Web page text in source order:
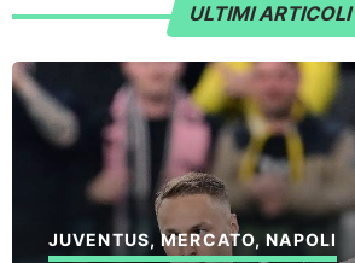
ULTIMI ARTICOLI
JUVENTUS,MERCATO,NAPOLI